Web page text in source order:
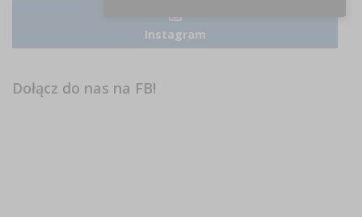
Instagram
Dołącz do nas na FB!